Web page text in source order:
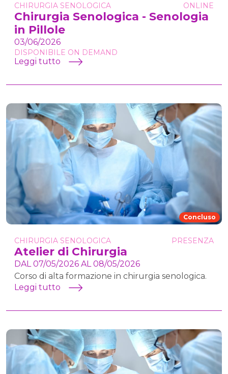
CHIRURGIA SENOLOGICA ONLINE
Chirurgia Senologica - Senologia
in Pillole
03/06/2026
DISPONIBILE ON DEMAND
Leggi tutto
Concluso
CHIRURGIA SENOLOGICA PRESENZA
Atelier di Chirurgia
DAL 07/05/2026 AL 08/05/2026
Corso di alta formazione in chirurgia senologica.
Leggi tutto